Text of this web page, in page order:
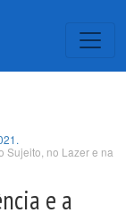
Sujeito, no Lazer e na
e a